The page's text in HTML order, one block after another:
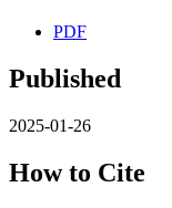
PDF
Published
2025-01-26
How to Cite